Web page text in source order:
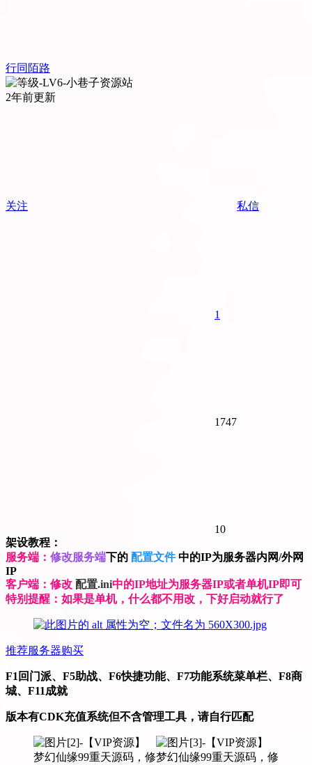
行同陌路
2年前更新
关注 私信
1
1747
10
架设教程：
服务端： 修改服务端下的 配置文件中的IP为服务器内网/外网
IP
客户端：修改 配置.ini中的IP地址为服务器IP或者单机IP即可
特别提醒：如果是单机，什么都不用改，下好启动就行了
推荐服务器购买
F1回门派、F5助战、F6快捷功能、F7功能系统菜单栏、F8商
城、F11成就
版本有CDK充值系统但不含管理工具，请自行匹配